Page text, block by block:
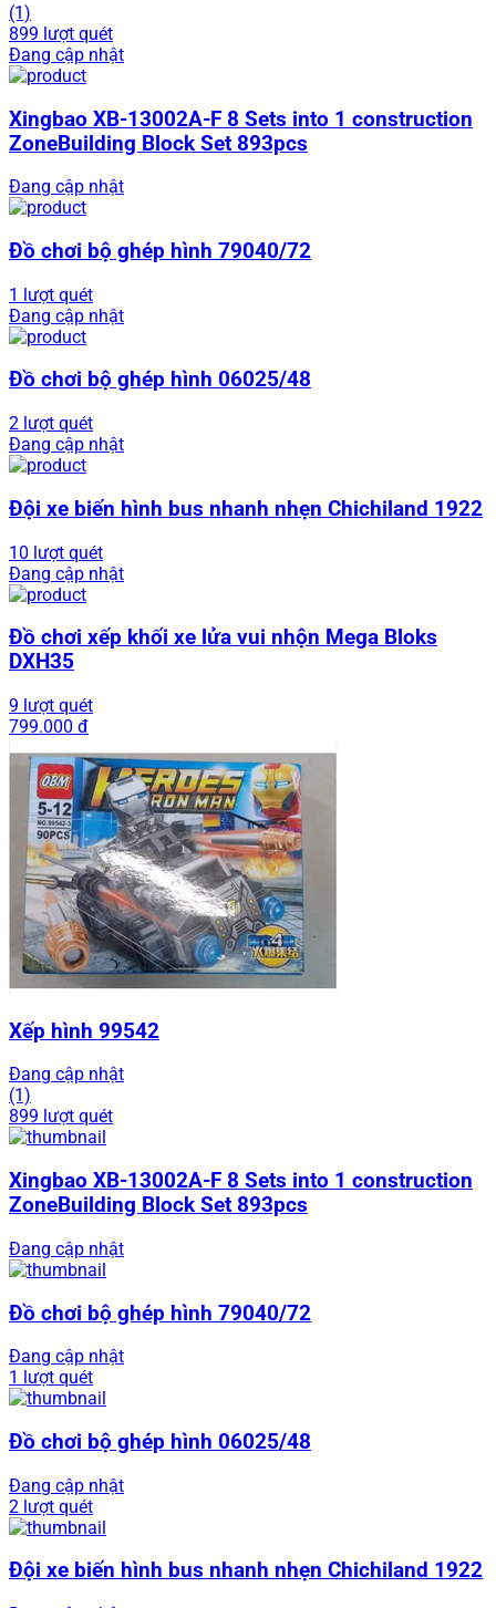
(1)
899 lượt quét
Đang cập nhật
Xingbao XB-13002A-F 8 Sets into 1 construction
ZoneBuilding Block Set 893pcs
Đang cập nhật
Đồ chơi bộ ghép hình 79040/72
1 lượt quét
Đang cập nhật
Đồ chơi bộ ghép hình 06025/48
2 lượt quét
Đang cập nhật
Đội xe biến hình bus nhanh nhẹn Chichiland 1922
10 lượt quét
Đang cập nhật
Đồ chơi xếp khối xe lửa vui nhộn Mega Bloks
DXH35
9 lượt quét
799.000 đ
Xếp hình 99542
Đang cập nhật
(1)
899 lượt quét
Xingbao XB-13002A-F 8 Sets into 1 construction
ZoneBuilding Block Set 893pcs
Đang cập nhật
Đồ chơi bộ ghép hình 79040/72
Đang cập nhật
1 lượt quét
Đồ chơi bộ ghép hình 06025/48
Đang cập nhật
2 lượt quét
Đội xe biến hình bus nhanh nhẹn Chichiland 1922